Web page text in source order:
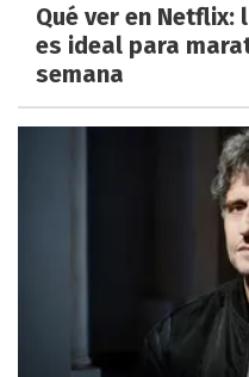
Qué ver en Netflix:
es ideal para
semana